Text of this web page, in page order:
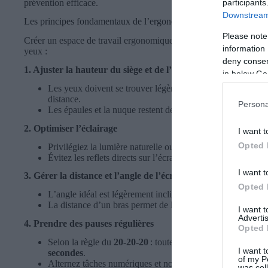
Please
information
deny
in below
I want
Opted
I want
Opted
I want
Opted
I want
of my
prévention efficace.
Les principes fondamentaux de l’ergonomie pour un poste de
Créer un espace de travail ergonomique, c’est intégrer plusieurs
yeux :
1. Ajuster la hauteur du siège et de l’écran
Les yeux doivent se trouver légèrement en dessous du
distance.
Les épaules et la nuque restent détendues, le dos droit.
2. Optimiser l’éclairage
Privilégiez la lumière naturelle ou un éclairage latéral
Évitez les reflets directs sur l’écran.
3. Gérer la distance et l’angle de l’écran
L’angle idéal est légèrement incliné vers l’arrière, pour
La distance d’un bras permet de limiter l’accommodation.
4. Prendre des pauses régulières
Selon la règle du 20-20-20 : toutes les
secondes.
Alternez tâches numériques et non-numériques.